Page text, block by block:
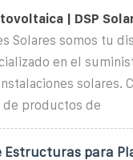
| DSP
Solares somos tu
en el
solares.
de productos de
Estructuras para